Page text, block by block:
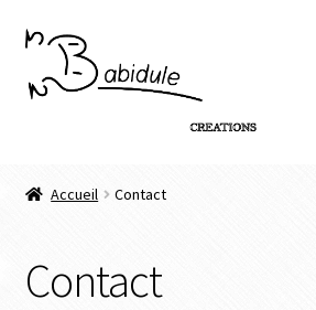
Personnalisation de produit
Accueil Contact
Contact